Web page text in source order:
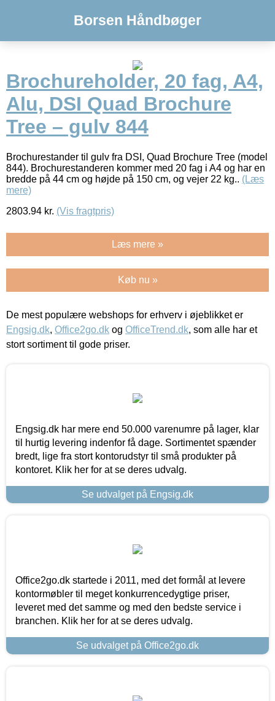
Borsen Håndbøger
Brochureholder, 20 fag, A4,
Alu, DSI Quad Brochure
Tree – gulv 844
Brochurestander til gulv fra DSI, Quad Brochure Tree (model
844). Brochurestanderen kommer med 20 fag i A4 og har en
bredde på 44 cm og højde på 150 cm, og vejer 22 kg.. (Læs
mere)
2803.94 kr. (Vis fragtpris)
Læs mere »
Køb nu »
De mest populære webshops for erhverv i øjeblikket er
Engsig.dk, Office2go.dk og OfficeTrend.dk, som alle har et
stort sortiment til gode priser.
Engsig.dk har mere end 50.000 varenumre på lager, klar
til hurtig levering indenfor få dage. Sortimentet spænder
bredt, lige fra stort kontorudstyr til små produkter på
kontoret. Klik her for at se deres udvalg.
Se udvalget på Engsig.dk
Office2go.dk startede i 2011, med det formål at levere
kontormøbler til meget konkurrencedygtige priser,
leveret med det samme og med den bedste service i
branchen. Klik her for at se deres udvalg.
Se udvalget på Office2go.dk